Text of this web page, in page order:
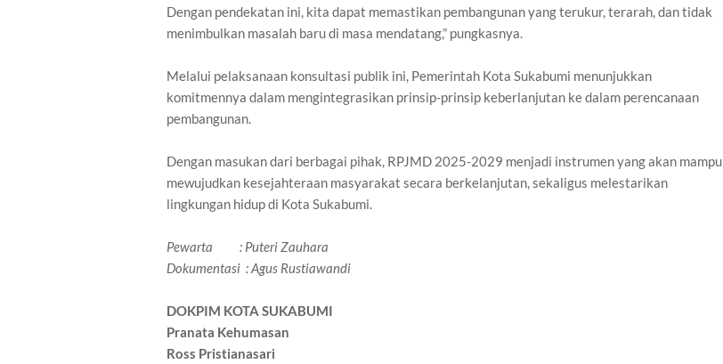
Dengan pendekatan ini, kita dapat memastikan pembangunan yang terukur, terarah, dan tidak
menimbulkan masalah baru di masa mendatang,” pungkasnya.
Melalui pelaksanaan konsultasi publik ini, Pemerintah Kota Sukabumi menunjukkan
komitmennya dalam mengintegrasikan prinsip-prinsip keberlanjutan ke dalam perencanaan
pembangunan.
Dengan masukan dari berbagai pihak, RPJMD 2025-2029 menjadi instrumen yang akan mampu
mewujudkan kesejahteraan masyarakat secara berkelanjutan, sekaligus melestarikan
lingkungan hidup di Kota Sukabumi.
Pewarta : Puteri Zauhara
Dokumentasi : Agus Rustiawandi
DOKPIM KOTA SUKABUMI
Pranata Kehumasan
Ross Pristianasari